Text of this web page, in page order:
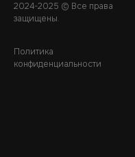
2024-2025 © Все права
защищены.
Политика
конфиденциальности